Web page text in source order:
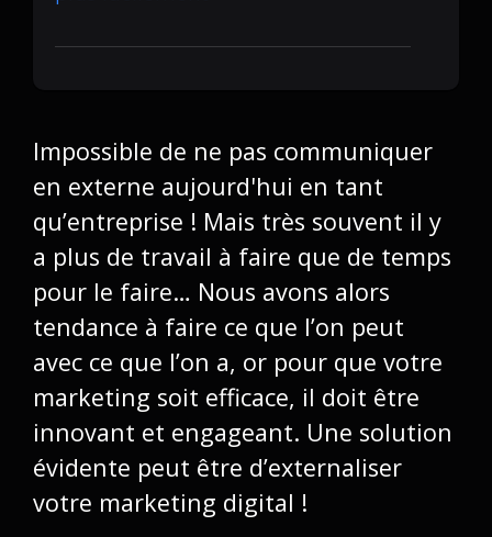
Impossible de ne pas communiquer
en externe aujourd'hui en tant
qu’entreprise ! Mais très souvent il y
a plus de travail à faire que de temps
pour le faire… Nous avons alors
tendance à faire ce que l’on peut
avec ce que l’on a, or pour que votre
marketing soit efficace, il doit être
innovant et engageant. Une solution
évidente peut être d’externaliser
votre marketing digital !